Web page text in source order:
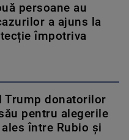
persoane au
a ajuns la
împotriva
Trump donatorilor
pentru alegerile
între Rubio și